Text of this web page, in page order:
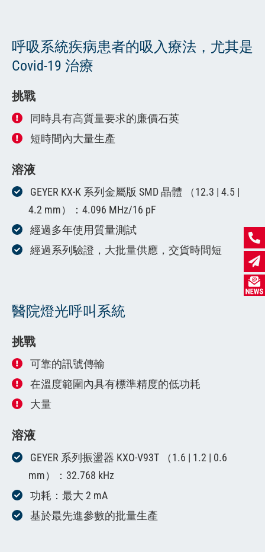
呼吸系統疾病患者的吸入療法，尤其是
Covid-19 治療
挑戰
同時具有高質量要求的廉價石英
短時間內大量生產
溶液
GEYER KX-K 系列金屬版 SMD 晶體 （12.3 | 4.5 |
4.2 mm）：4.096 MHz/16 pF
經過多年使用質量測試
經過系列驗證，大批量供應，交貨時間短
醫院燈光呼叫系統
挑戰
可靠的訊號傳輸
在溫度範圍內具有標準精度的低功耗
大量
溶液
GEYER 系列振盪器 KXO-V93T （1.6 | 1.2 | 0.6
mm）：32.768 kHz
功耗：最大 2 mA
基於最先進參數的批量生產